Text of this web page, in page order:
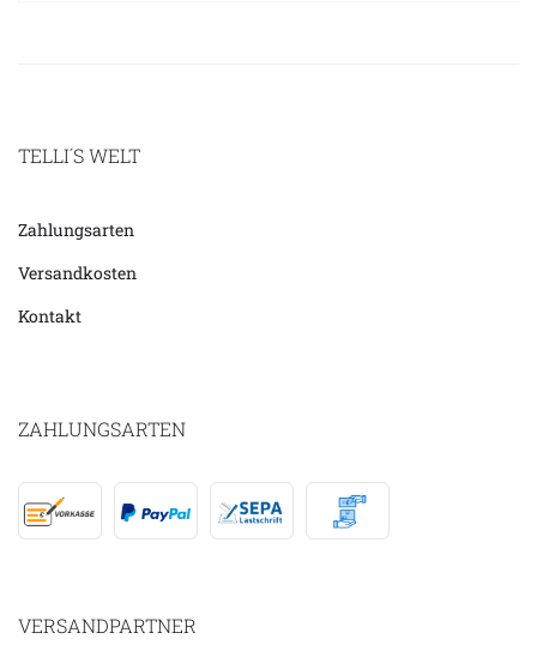
TELLI´S WELT
Zahlungsarten
Versandkosten
Kontakt
ZAHLUNGSARTEN
VERSANDPARTNER